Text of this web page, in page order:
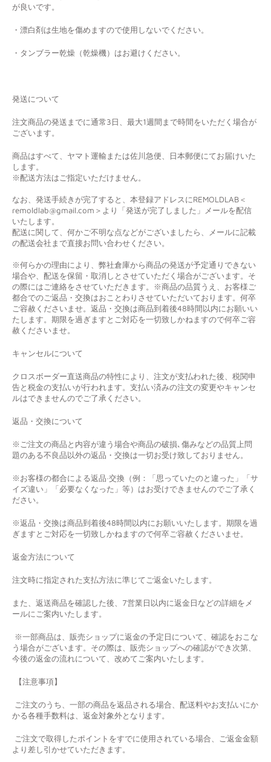
が良いです。
・漂白剤は生地を傷めますので使用しないでください。
・タンブラー乾燥（乾燥機）はお避けください。
発送について
注文商品の発送までに通常3日、最大1週間まで時間をいただく場合が
ございます。
商品はすべて、ヤマト運輸または佐川急便、日本郵便にてお届けいた
します。
※配送方法はご指定いただけません。
なお、発送手続きが完了すると、本登録アドレスにREMOLDLAB＜
remoldlab@gmail.com＞より「発送が完了しました」メールを配信
いたします。
配送に関して、何かご不明な点などがございましたら、メールに記載
の配送会社まで直接お問い合わせください。
※何らかの理由により、弊社倉庫から商品の発送が予定通りできない
場合や、配送を保留・取消しとさせていただく場合がございます。そ
の際にはご連絡をさせていただきます。※商品の品質うえ、お客様ご
都合でのご返品・交換はおことわりさせていただいております。何卒
ご容赦くださいませ。返品・交換は商品到着後48時間以内にお願いい
たします。期限を過ぎますとご対応を一切致しかねますので何卒ご容
赦くださいませ。
キャンセルについて
クロスボーダー直送商品の特性により、注文が支払われた後、税関申
告と税金の支払いが行われます。支払い済みの注文の変更やキャンセ
ルはできませんのでご了承ください。
返品 ・ 交換について
※ご注文の商品と内容が違う場合や商品の破損､傷みなどの品質上問
題のある不良品以外の返品・交換は一切お受け致しておりません。
※お客様の都合による返品·交換（例：「思っていたのと違った」「サ
イズ違い」「必要なくなった」等）はお受けできませんのでご了承く
ださい。
※返品・交換は商品到着後48時間以内にお願いいたします。期限を過
ぎますとご対応を一切致しかねますので何卒ご容赦くださいませ。
返金方法について
注文時に指定された支払方法に準じてご返金いたします。
また、返送商品を確認した後、7営業日以内に返金日などの詳細をメ
ールにご案内いたします。
※一部商品は、販売ショップに返金の予定日について、確認をおこな
う場合がございます。その際は、販売ショップへの確認ができ次第、
今後の返金の流れについて、改めてご案内いたします。
【注意事項】
ご注文のうち、一部の商品を返品される場合、配送料やお支払いにか
かる各種手数料は、返金対象外となります。
ご注文で取得したポイントをすでに使用されている場合、ご返金金額
より差し引かせていただきます。